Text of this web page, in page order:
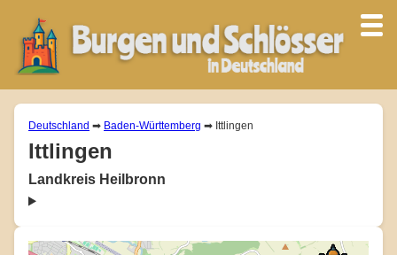
Deutschland ➡ Baden-Württemberg ➡ Ittlingen
Ittlingen
Landkreis Heilbronn